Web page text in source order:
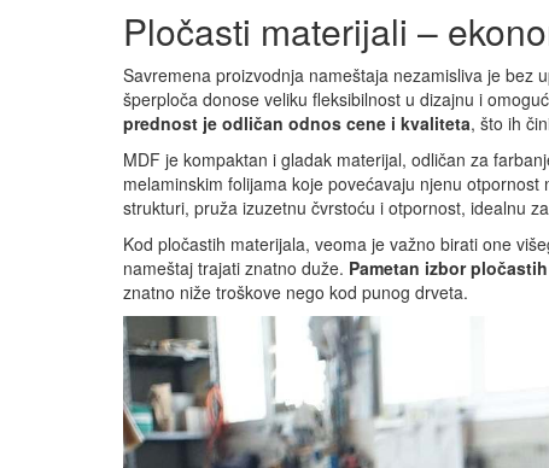
Pločasti materijali –
Savremena proizvodnja nameštaja nezamisliva je bez
šperploča donose veliku fleksibilnost u dizajnu i
prednost je odličan odnos cene i kvaliteta, što ih
MDF je kompaktan i gladak materijal, odličan za
melaminskim folijama koje povećavaju njenu
strukturi, pruža izuzetnu čvrstoću i otpornost, idealnu
Kod pločastih materijala, veoma je važno birati one
nameštaj trajati znatno duže. Pametan izbor
znatno niže troškove nego kod punog drveta.